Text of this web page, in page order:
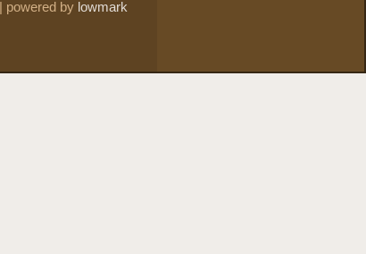
powered by lowmark